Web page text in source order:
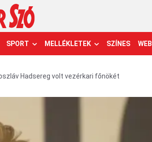
SPORT MELLÉKLETEK SZÍNES
Hadsereg volt vezérkari főnökét